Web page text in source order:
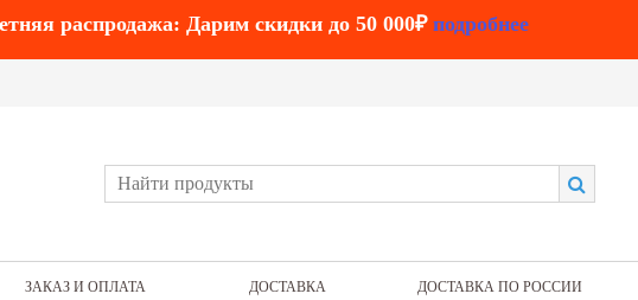
распродажа: Дарим скидки до 50 000₽ подробнее
ЗАКАЗ И ОПЛАТА ДОСТАВКА ДОСТАВКА ПО РОССИИ